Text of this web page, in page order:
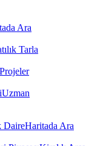
Ara
Tarla
Uzman
DaireHaritada Ara